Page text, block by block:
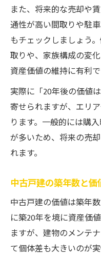
また、将来的な売却や
通性が高い間取りや駐
もチェックしましょう
取りや、家族構成の変
資産価値の維持に有利で
実際に「20年後の価値
寄せられますが、エリ
ります。一般的には購
が多いため、将来の売
れます。
中古戸建の築年数と
中古戸建の価値は築年
に築20年を境に資産価
ますが、建物のメンテ
て個体差も大きいのが